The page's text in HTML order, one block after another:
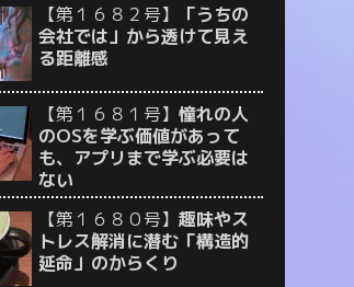
【第１６８２号】
「うちの
会社では」から透けて見え
る距離感
【第１６８１号】 憧れの人
のOSを学ぶ価値があって
も、アプリまで学ぶ必要は
ない
【第１６８０号】 趣味やス
トレス解消に潜む「構造的
延命」のからくり